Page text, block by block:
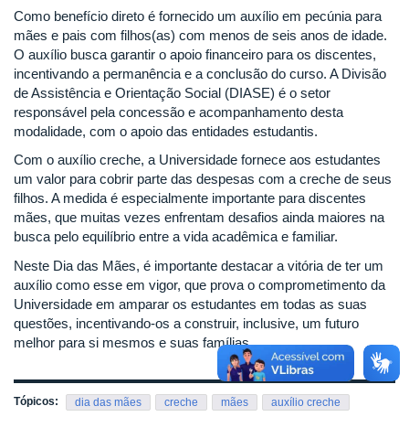
Como benefício direto é fornecido um auxílio em pecúnia para
mães e pais com filhos(as) com menos de seis anos de idade.
O auxílio busca garantir o apoio financeiro para os discentes,
incentivando a permanência e a conclusão do curso. A Divisão
de Assistência e Orientação Social (DIASE) é o setor
responsável pela concessão e acompanhamento desta
modalidade, com o apoio das entidades estudantis.
Com o auxílio creche, a Universidade fornece aos estudantes
um valor para cobrir parte das despesas com a creche de seus
filhos. A medida é especialmente importante para discentes
mães, que muitas vezes enfrentam desafios ainda maiores na
busca pelo equilíbrio entre a vida acadêmica e familiar.
Neste Dia das Mães, é importante destacar a vitória de ter um
auxílio como esse em vigor, que prova o comprometimento da
Universidade em amparar os estudantes em todas as suas
questões, incentivando-os a construir, inclusive, um futuro
melhor para si mesmos e suas famílias.
Tópicos: dia das mães creche mães auxílio creche